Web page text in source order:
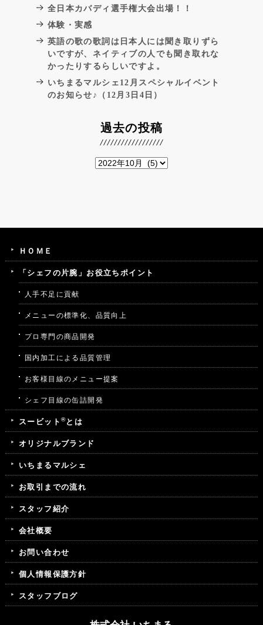
全日本カバディ選手権大会出場！！
体験・実感
英語の歌の歌詞は日本人には聞き取りずら
いですが、ネイティブの人でも聞き取れな
かったりするらしいですよ。
いちまるマルシェ12月スペシャルイベント
のお知らせ♪（12月3日4日）
過去の投稿
ＨＯＭＥ
「シェフの片腕」お役立ちポイント
人手不足に貢献
メニューの標準化、品質向上
プロ専門の商品開発
国内加工による品質管理
お客様目線のメニュー提案
シェフ目線の缶詰開発
スービット ®とは
オリジナルブランド
いちまるマルシェ
お取引までの流れ
スタッフ紹介
会社概要
お問い合わせ
個人情報保護方針
スタッフブログ